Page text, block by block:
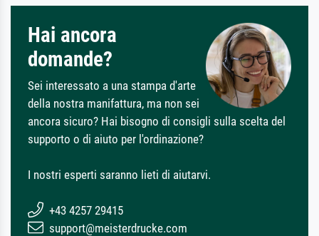
Hai ancora
domande?
Sei interessato a una stampa d'arte
della nostra manifattura, ma non sei
ancora sicuro? Hai bisogno di consigli sulla scelta del
supporto o di aiuto per l'ordinazione?
I nostri esperti saranno lieti di aiutarvi.
+43 4257 29415
support@meisterdrucke.com